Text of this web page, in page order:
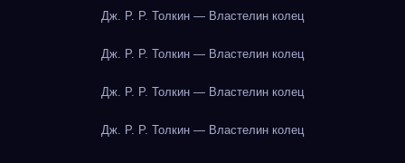
Дж. Р. Р. Толкин — Властелин колец
Дж. Р. Р. Толкин — Властелин колец
Дж. Р. Р. Толкин — Властелин колец
Дж. Р. Р. Толкин — Властелин колец